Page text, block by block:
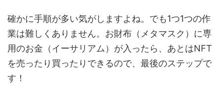
確かに手順が多い気がしますよね。でも1つ1つの作
業は難しくありません。お財布（メタマスク）に専
用のお金（イーサリアム）が入ったら、あとはNFT
を売ったり買ったりできるので、最後のステップで
す！